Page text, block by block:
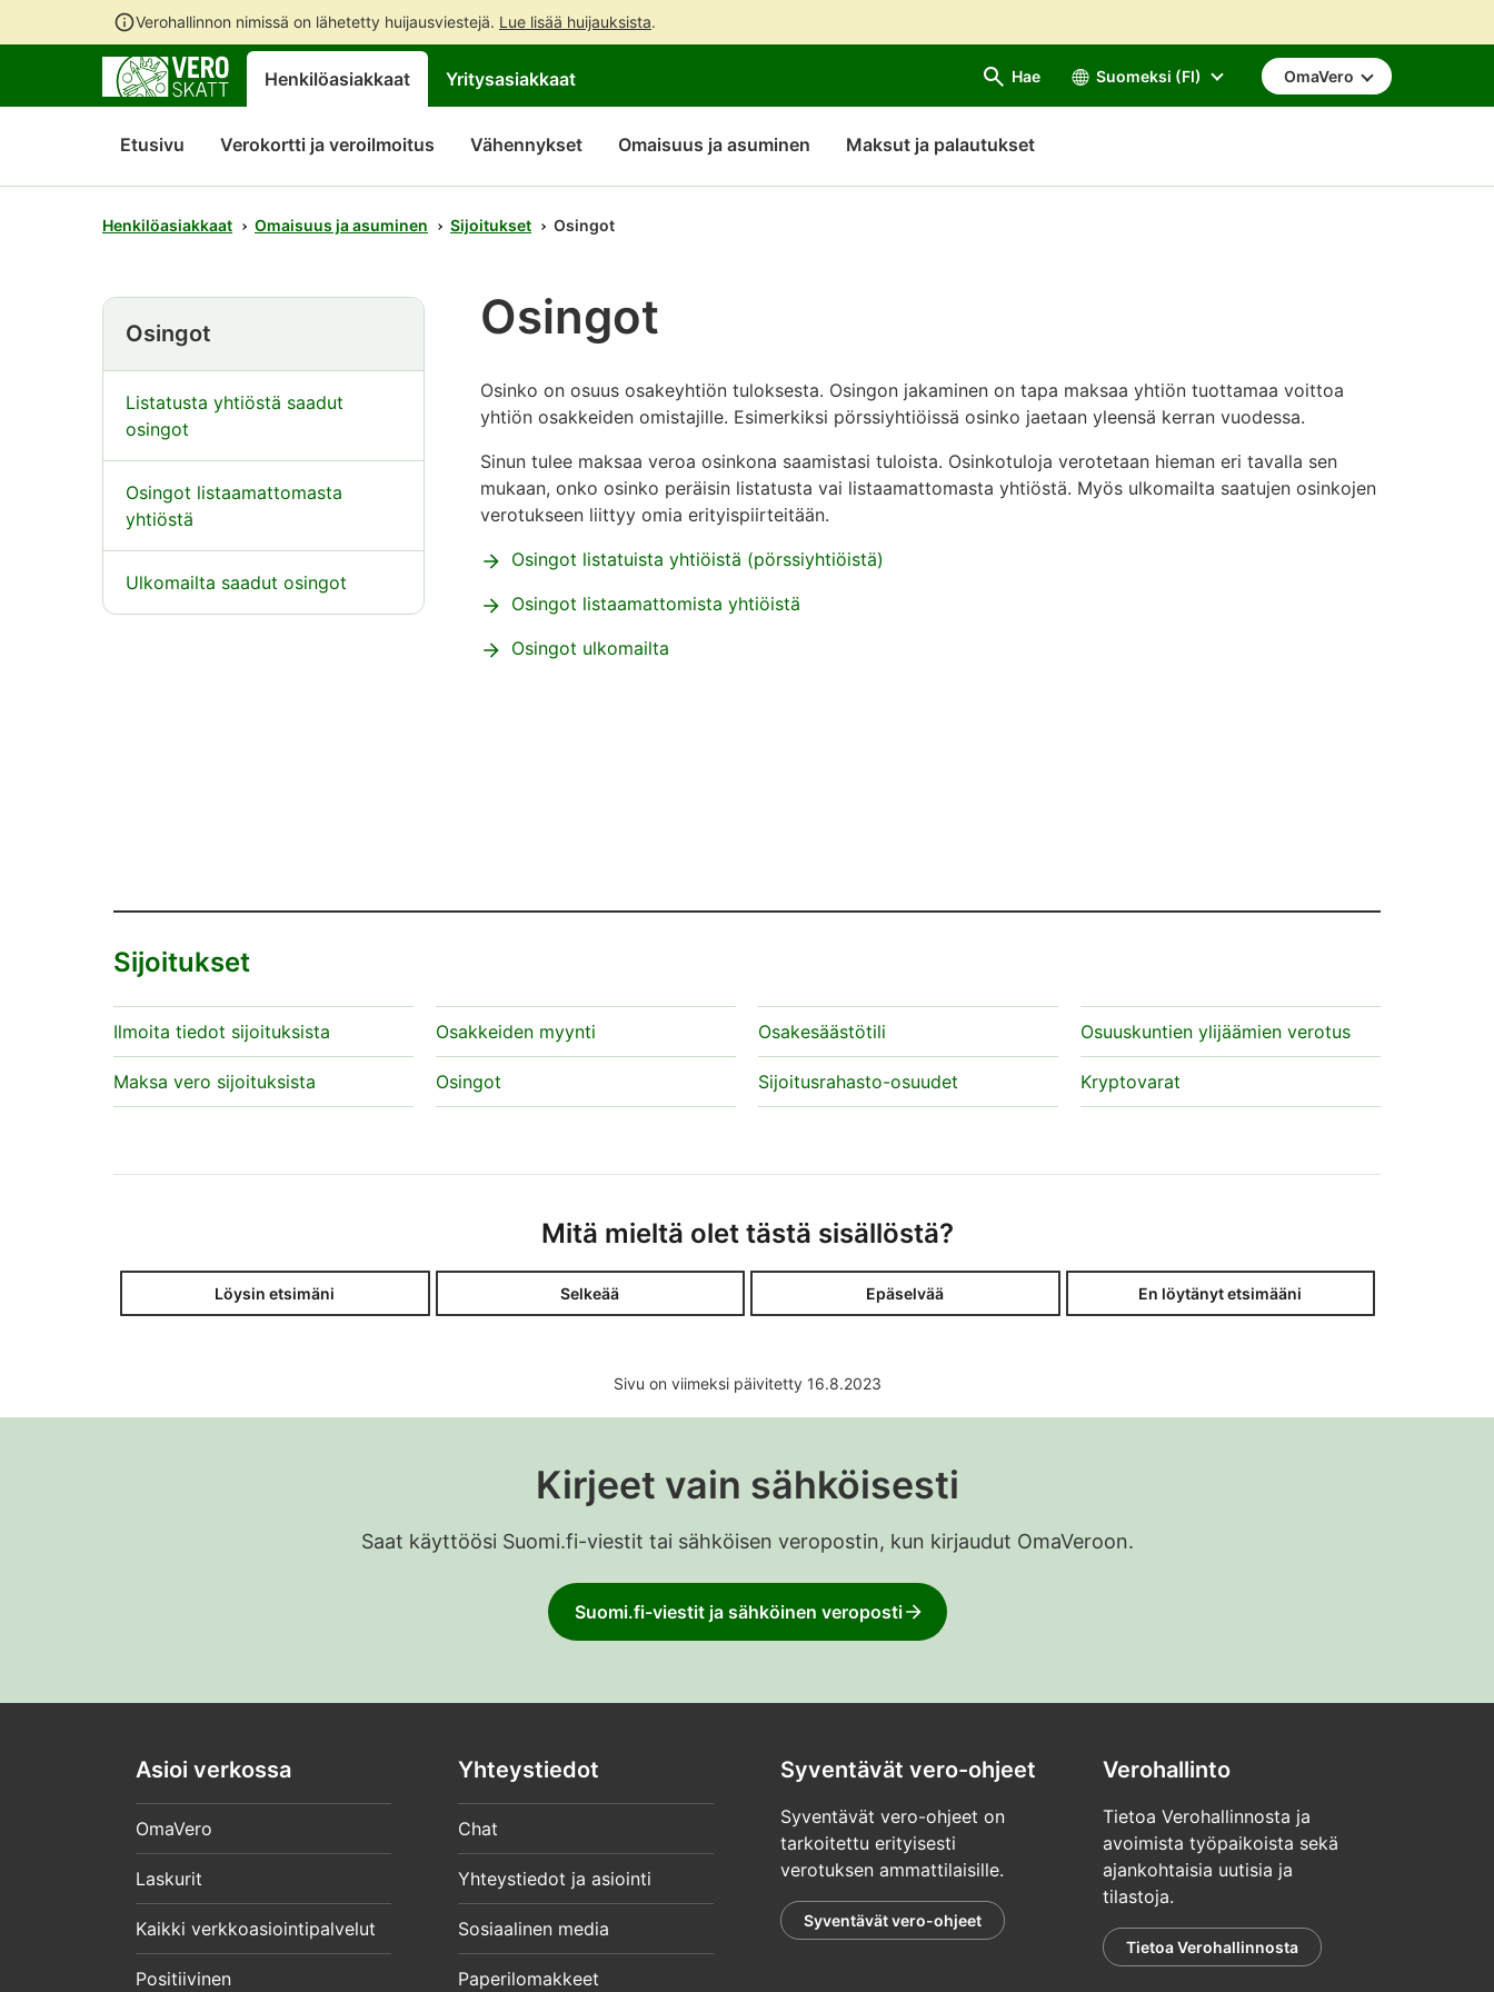
Verohallinnon nimissä on lähetetty huijausviestejä. Lue lisää huijauksista.
sisältöön
sivuston
hakuun
keskustelu
Henkilöasiakkaat Yritysasiakkaat Hae Suomeksi (FI) OmaVero
Etusivu Verokortti ja veroilmoitus Vähennykset Omaisuus ja asuminen Maksut ja palautukset
Henkilöasiakkaat Omaisuus ja asuminen Sijoitukset Osingot
Osingot
Listatusta yhtiöstä saadut
osingot
Osingot listaamattomasta
yhtiöstä
Ulkomailta saadut osingot
Osingot
Osinko on osuus osakeyhtiön tuloksesta. Osingon jakaminen on tapa maksaa yhtiön tuottamaa voittoa
yhtiön osakkeiden omistajille. Esimerkiksi pörssiyhtiöissä osinko jaetaan yleensä kerran vuodessa.
Sinun tulee maksaa veroa osinkona saamistasi tuloista. Osinkotuloja verotetaan hieman eri tavalla sen
mukaan, onko osinko peräisin listatusta vai listaamattomasta yhtiöstä. Myös ulkomailta saatujen osinkojen
verotukseen liittyy omia erityispiirteitään.
Osingot listatuista yhtiöistä (pörssiyhtiöistä)
Osingot listaamattomista yhtiöistä
Osingot ulkomailta
Sijoitukset
Ilmoita tiedot sijoituksista
Maksa vero sijoituksista
Osakkeiden myynti
Osingot
Osakesäästötili
Sijoitusrahasto-osuudet
Osuuskuntien ylijäämien verotus
Kryptovarat
Mitä mieltä olet tästä sisällöstä?
Löysin etsimäni Selkeää Epäselvää En löytänyt etsimääni
Sivu on viimeksi päivitetty 16.8.2023
Kirjeet vain sähköisesti
Saat käyttöösi Suomi.fi-viestit tai sähköisen veropostin, kun kirjaudut OmaVeroon.
Suomi.fi-viestit ja sähköinen veroposti
Asioi verkossa
OmaVero
Laskurit
Kaikki verkkoasiointipalvelut
Positiivinen
Yhteystiedot
Chat
Yhteystiedot ja asiointi
Sosiaalinen media
Paperilomakkeet
Syventävät vero-ohjeet
Syventävät vero-ohjeet on
tarkoitettu erityisesti
verotuksen ammattilaisille.
Syventävät vero-ohjeet
Verohallinto
Tietoa Verohallinnosta ja
avoimista työpaikoista sekä
ajankohtaisia uutisia ja
tilastoja.
Tietoa Verohallinnosta